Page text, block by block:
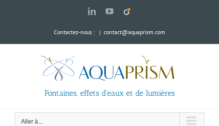
LinkedInYouTube
Viadeo
Contactez-nous : | contact@aquaprism.com
Fontaines, effets d'eaux et de lumières
Aller à...